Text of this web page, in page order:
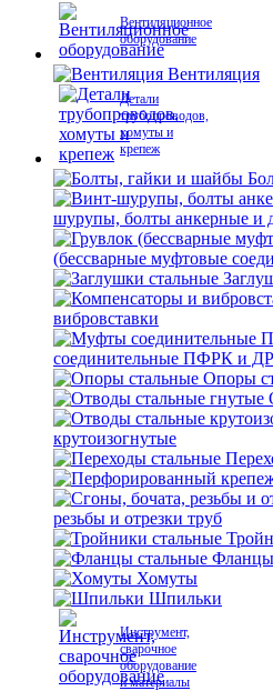
Вентиляционное
оборудование
Вентиляция
Детали
трубопроводов,
хомуты и
крепеж
шурупы, болты анкерные и
(бессварные муфтовые
вибровставки
соединительные ПФРК и
Опоры
крутоизогнутые
резьбы и отрезки труб
Фланцы
Хомуты
Шпильки
Инструмент,
сварочное
оборудование
и материалы